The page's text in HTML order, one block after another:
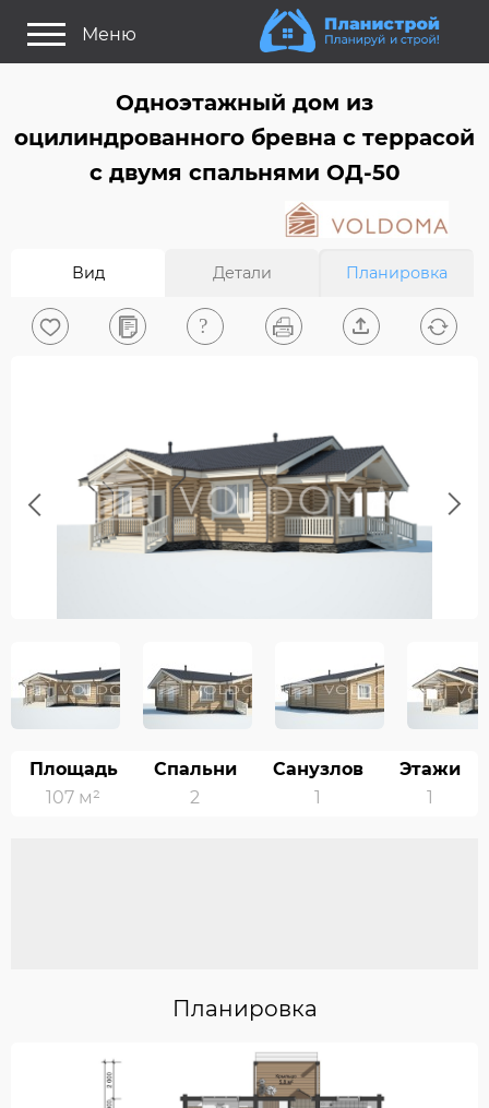
Меню
Как выбрать планировку?
Поиск проектов
Найти архитектора
Вход/Регистрация
Одноэтажный дом из
оцилиндрованного бревна c террасой
с двумя спальнями ОД-50
Вид Детали Планировка
Previous Next
Площадь
107 м²
Спальни
2
Санузлов
1
Этажи
1
Планировка